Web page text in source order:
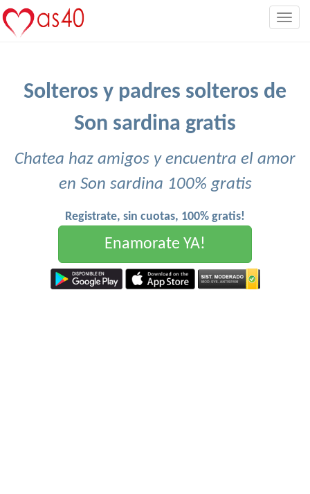
Solteros y padres solteros de
Son sardina gratis
Chatea haz amigos y encuentra el amor
en Son sardina 100% gratis
Registrate, sin cuotas, 100% gratis!
Enamorate YA!